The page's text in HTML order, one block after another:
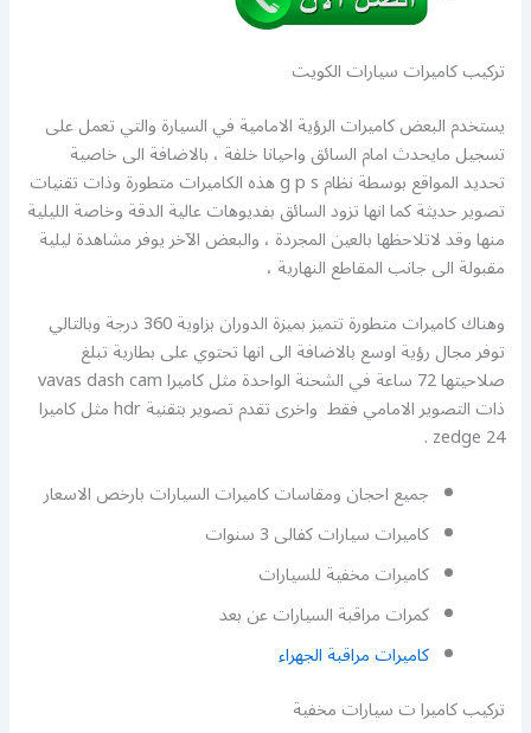
تركيب كاميرات سيارات الكويت
يستخدم البعض كاميرات الرؤية الامامية في السيارة والتي تعمل على
تسجيل مايحدث امام السائق واحيانا خلفة ، بالاضافة الى خاصية
تحديد المواقع بوسطة نظام g p s هذه الكاميرات متطورة وذات تقنيات
تصوير حديثة كما انها تزود السائق بفديوهات عالية الدقة وخاصة الليلية
منها وقد لاتلاحظها بالعين المجردة ، والبعض الآخر يوفر مشاهدة ليلية
مقبولة الى جانب المقاطع النهارية ،
وهناك كاميرات متطورة تتميز بميزة الدوران بزاوية 360 درجة وبالتالي
توفر مجال رؤية اوسع بالاضافة الى انها تحتوي على بطارية تبلغ
صلاحيتها 72 ساعة في الشحنة الواحدة مثل كاميرا vavas dash cam
ذات التصوير الامامي فقط واخرى تقدم تصوير بتقنية hdr مثل كاميرا
zedge 24 .
جميع احجان ومقاسات كاميرات السيارات بارخص الاسعار
كاميرات سيارات كفالى 3 سنوات
كاميرات مخفية للسيارات
كمرات مراقبة السيارات عن بعد
كاميرات مراقبة الجهراء
تركيب كاميرا ت سيارات مخفية